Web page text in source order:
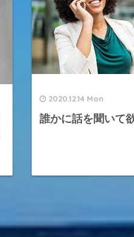
2020.12.14 Mon
誰かに話を聞いて